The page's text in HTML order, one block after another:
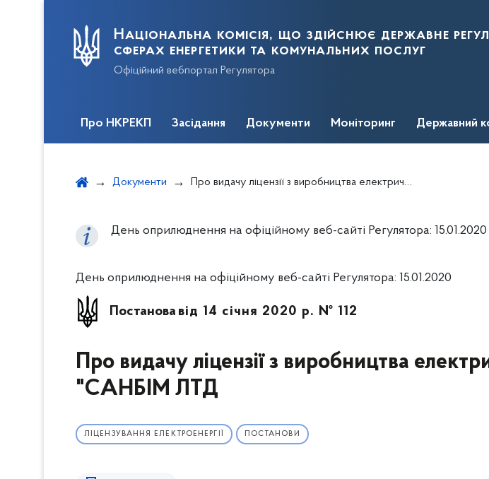
Національна комісія, що здійснює державне
сферах енергетики та комунальних послуг
Офіційний вебпортал Регулятора
Про НКРЕКП Засідання Документи Моніторинг Державний
Документи Про видачу ліцензії з виробництва електричної енергії ТОВ "САНБІМ ЛТД
День оприлюднення на офіційному веб-сайті Регулятора: 15.01.2020
День оприлюднення на офіційному веб-сайті Регулятора: 15.01.2020
Постанова від 14 січня 2020 р. № 112
Про видачу ліцензії з виробництва
"САНБІМ ЛТД
ЛІЦЕНЗУВАННЯ ЕЛЕКТРОЕНЕРГІЇ ПОСТАНОВИ